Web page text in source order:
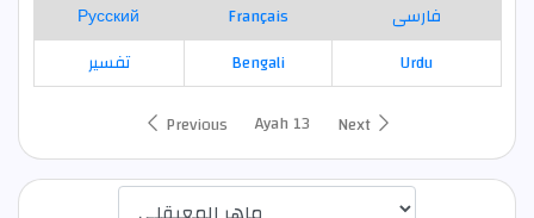
Русский
Français
فارسی
تفسير
Bengali
Urdu
Previous
Ayah 13 Next